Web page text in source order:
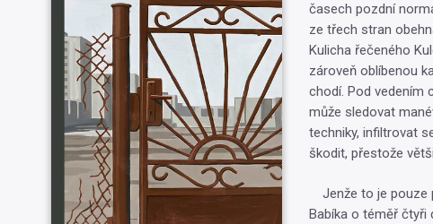
časech pozdní
ze třech stran
Kulicha řečeného
zároveň oblíbenou
chodí. Pod vedením
může sledovat
techniky, infiltrovat
škodit, přestože
Jenže to je pouze
Babíka o téměř čtyři